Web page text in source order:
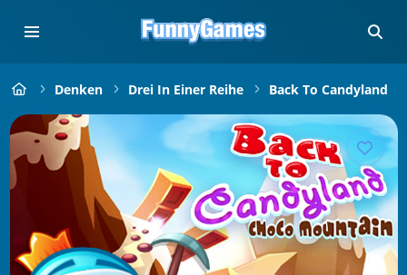
Denken Drei In Einer Reihe Back To Candyland